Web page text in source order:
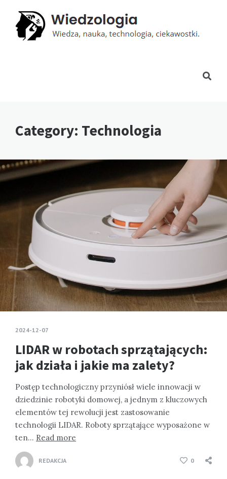
Category: Technologia
2024-12-07
LIDAR w robotach sprzątających:
jak działa i jakie ma zalety?
Postęp technologiczny przyniósł wiele innowacji w
dziedzinie robotyki domowej, a jednym z kluczowych
elementów tej rewolucji jest zastosowanie
technologii LIDAR. Roboty sprzątające wyposażone w
ten… Read more
REDAKCJA 0